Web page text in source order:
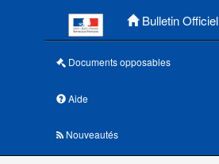
Bulletin Officiel
Documents opposables
Aide
Nouveautés